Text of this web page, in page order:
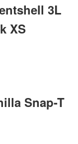
3L
XS
Snap-T